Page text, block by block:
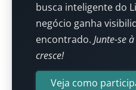
busca inteligente do
negócio ganha
encontrado. Junte-se
cresce!
Veja como